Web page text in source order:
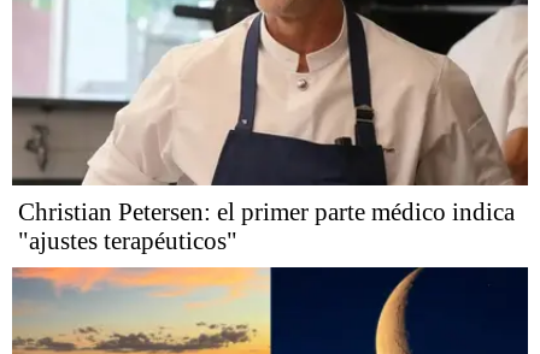
Christian Petersen: el primer parte médico indica
"ajustes terapéuticos"